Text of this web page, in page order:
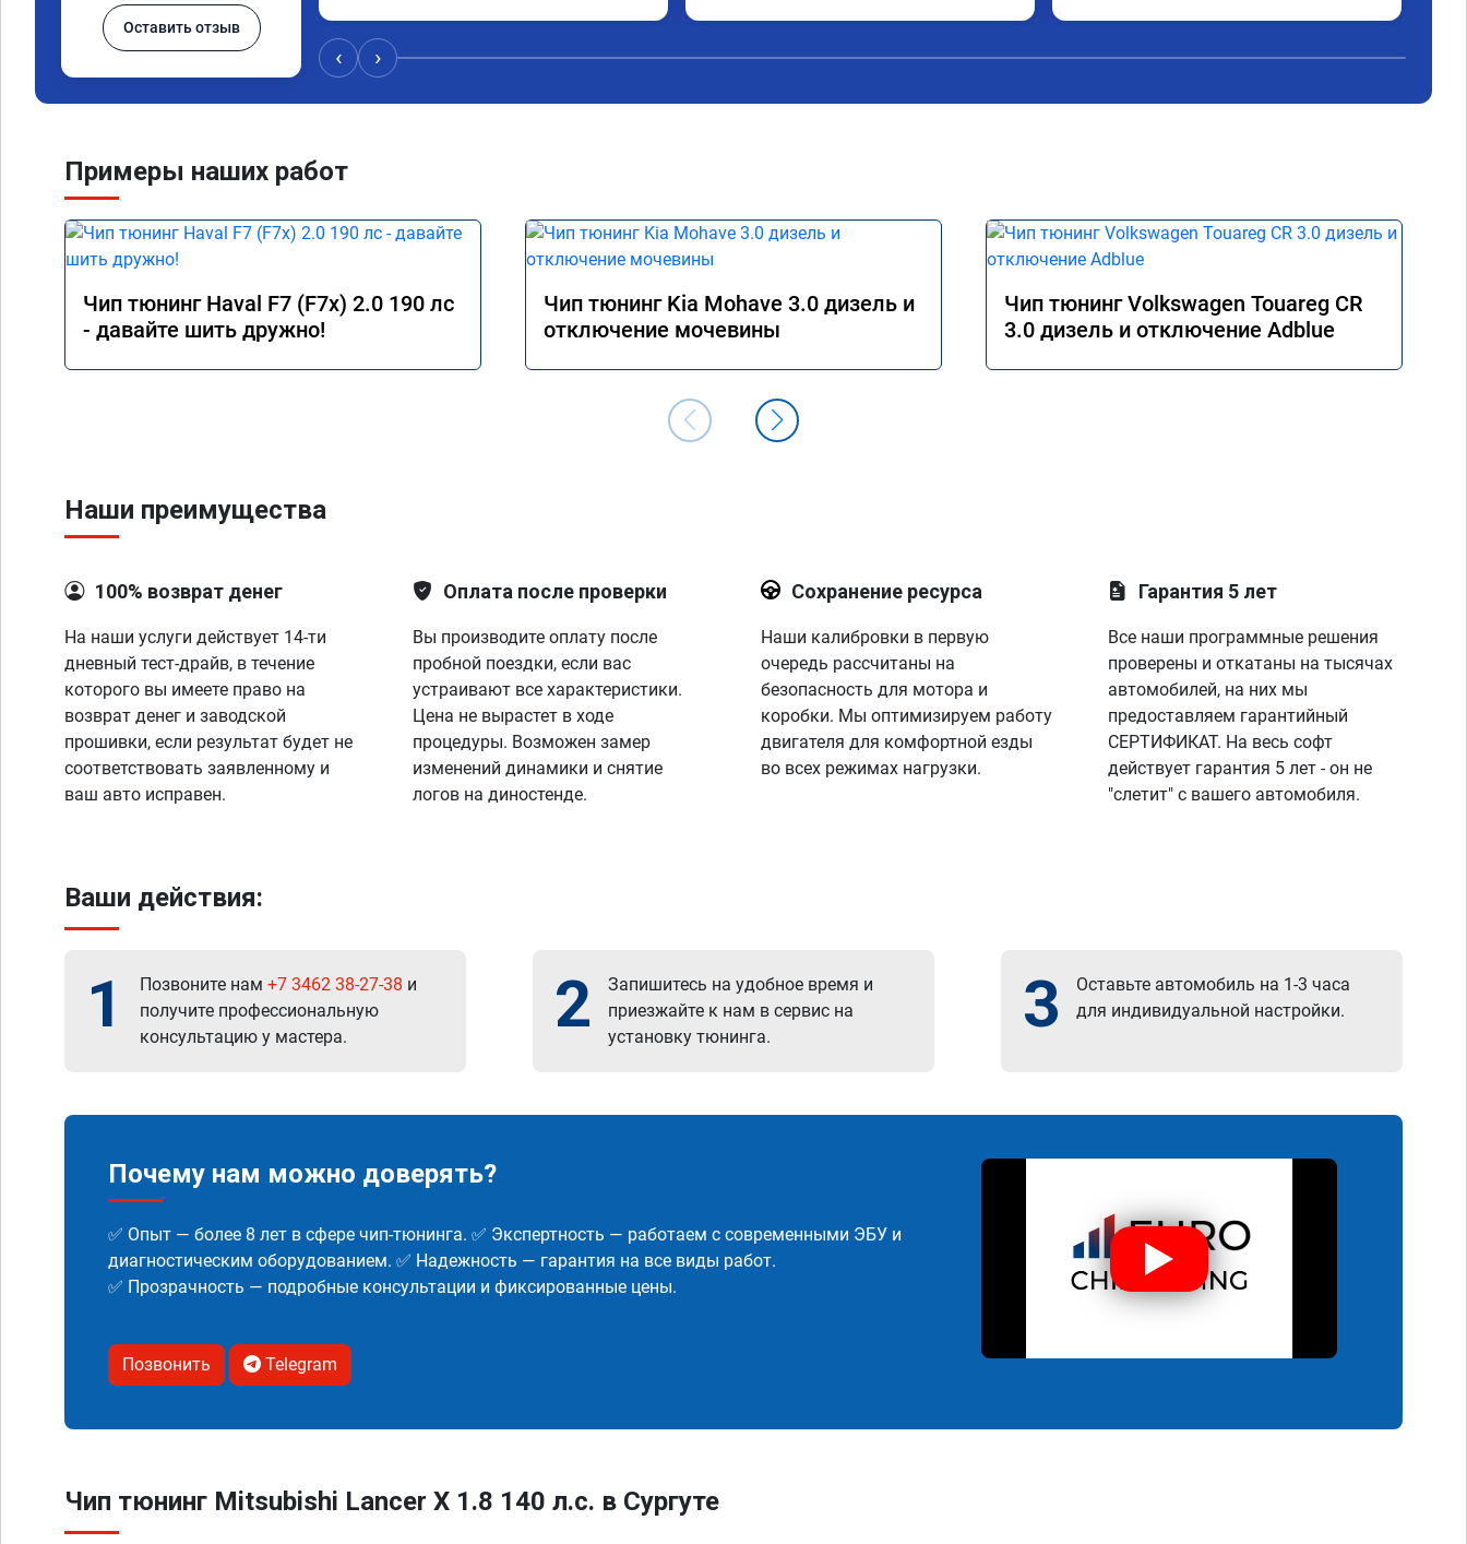
Оставить отзыв
‹ ›
Примеры наших работ
Чип тюнинг Haval F7 (F7x) 2.0 190 лс
- давайте шить дружно!
Чип тюнинг Kia Mohave 3.0 дизель и
отключение мочевины
Чип тюнинг Volkswagen Touareg CR
3.0 дизель и отключение Adblue
Наши преимущества
100% возврат денег
На наши услуги действует 14-ти
дневный тест-драйв, в течение
которого вы имеете право на
возврат денег и заводской
прошивки, если результат будет не
соответствовать заявленному и
ваш авто исправен.
Оплата после проверки
Вы производите оплату после
пробной поездки, если вас
устраивают все характеристики.
Цена не вырастет в ходе
процедуры. Возможен замер
изменений динамики и снятие
логов на диностенде.
Сохранение ресурса
Наши калибровки в первую
очередь рассчитаны на
безопасность для мотора и
коробки. Мы оптимизируем работу
двигателя для комфортной езды
во всех режимах нагрузки.
Гарантия 5 лет
Все наши программные решения
проверены и откатаны на тысячах
автомобилей, на них мы
предоставляем гарантийный
СЕРТИФИКАТ. На весь софт
действует гарантия 5 лет - он не
"слетит" с вашего автомобиля.
Ваши действия:
1 Позвоните нам +7 3462 38-27-38 и
получите профессиональную
консультацию у мастера.
2
Запишитесь на удобное время и
приезжайте к нам в сервис на
установку тюнинга.
3
Оставьте автомобиль на 1-3 часа
для индивидуальной настройки.
Почему нам можно доверять?
✅ Опыт — более 8 лет в сфере чип-тюнинга. ✅ Экспертность — работаем с современными ЭБУ и
диагностическим оборудованием. ✅ Надежность — гарантия на все виды работ.
✅ Прозрачность — подробные консультации и фиксированные цены.
Позвонить Telegram
Чип тюнинг Mitsubishi Lancer X 1.8 140 л.с. в Сургуте